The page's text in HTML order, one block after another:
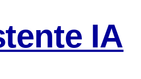
IA